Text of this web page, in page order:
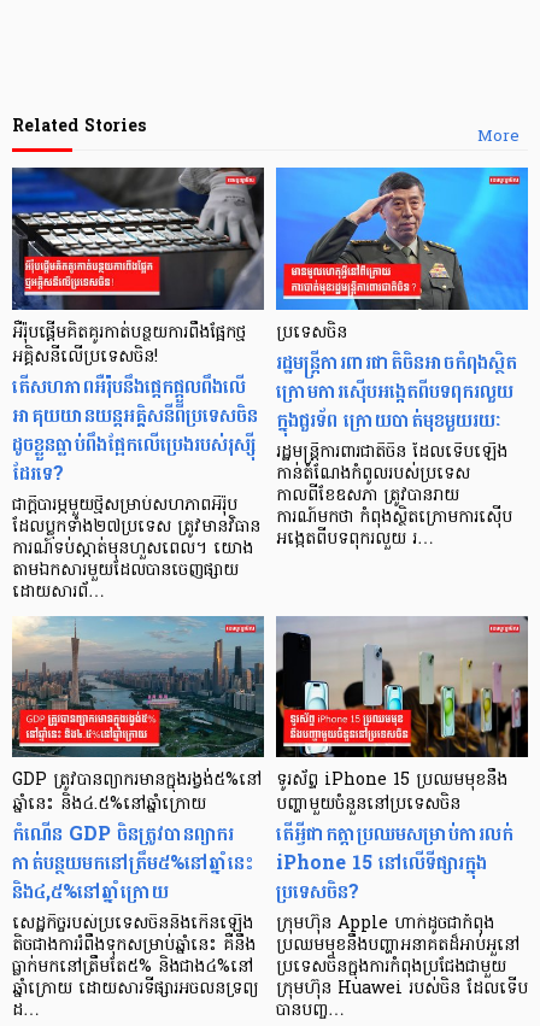
More
Related Stories
អឺរ៉ុបផ្តើមគិតគូរកាត់បន្ថយការពឹងផ្អែកថ្ម
អគ្គិសនីលើប្រទេសចិន!
តើសហភាពអឺរ៉ុបនឹងផ្តេកផ្តួលពឹងលើ
អាគុយយានយន្ដអគ្គិសនីពីប្រទេសចិន
ដូចខ្លួនធ្លាប់ពឹងផ្អែកលើប្រេងរបស់រុស្ស៊ី
ដែរទេ?
ជាក្តីបារម្ភមួយថ្មីសម្រាប់សហភាពអឺរ៉ុប
ដែលប្លុកទាំង២៧ប្រទេស ត្រូវមានវិធាន
ការណ៍ទប់ស្កាត់មុនហួសពេល។ យោង
តាមឯកសារមួយដែលបានចេញផ្សាយ
ដោយសារព័…
ប្រទេសចិន
រដ្ឋមន្ត្រីការពារជាតិចិនអាចកំពុងស្ថិត
ក្រោមការស៊ើបអង្កេតពីបទពុករលួយ
ក្នុងជួរទ័ព ក្រោយបាត់មុខមួយរយៈ
រដ្ឋមន្ត្រីការពារជាតិចិន ដែលទើបឡើង
កាន់តំណែងកំពូលរបស់ប្រទេស
កាលពីខែឧសភា ត្រូវបានរាយ
ការណ៍មកថា កំពុងស្ថិតក្រោមការស៊ើប
អង្កេតពីបទពុករលួយ រ…
GDP ត្រូវបានព្យាករមានក្នុងរង្វង់៥%នៅ
ឆ្នាំនេះ និង៤.៥%នៅឆ្នាំក្រោយ
កំណើន GDP ចិនត្រូវបានព្យាករ
កាត់បន្ថយមកនៅត្រឹម៥%នៅឆ្នាំនេះ
និង៤,៥%នៅឆ្នាំក្រោយ
សេដ្ឋកិច្ចរបស់ប្រទេសចិននឹងកើនឡើង
តិចជាងការរំពឹងទុកសម្រាប់ឆ្នាំនេះ គឺនឹង
ធ្លាក់មកនៅត្រឹមតែ៥% និងជាង៤%នៅ
ឆ្នាំក្រោយ ដោយសារទីផ្សារអចលនទ្រព្យ
ដ…
ទូរស័ព្ទ iPhone 15 ប្រឈមមុខនឹង
បញ្ហាមួយចំនួននៅប្រទេសចិន
តើអ្វីជាកត្តាប្រឈមសម្រាប់ការលក់
iPhone 15 នៅលើទីផ្សារក្នុង
ប្រទេសចិន?
ក្រុមហ៊ុន Apple ហាក់ដូចជាកំពុង
ប្រឈមមុខនឹងបញ្ហាអនាគតដ៏អាប់អួនៅ
ប្រទេសចិនក្នុងការកំពុងប្រជែងជាមួយ
ក្រុមហ៊ុន Huawei របស់ចិន ដែលទើប
បានបញ្ច…